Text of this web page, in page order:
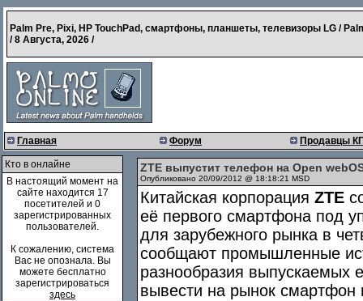
Palm Pre, Pixi, HP TouchPad, смартфоны, планшеты, телевизоры LG /
/8 Августа, 2026 /
Главная Форум Продавцы
Кто в онлайне
В настоящий момент на
сайте находится 17
посетителей и 0
зарегистрированных
пользователей.
К сожалению, система
Вас не опознала. Вы
можете бесплатно
зарегистрироваться
здесь
ZTE выпустит телефон на Open
Опубликовано 20/09/2012 @ 18:18:21 MSD
Китайская корпорация ZTE
её первого смартфона под
для зарубежного рынка в
сообщают промышленные
разнообразия выпускаемых
вывести на рынок смартфон